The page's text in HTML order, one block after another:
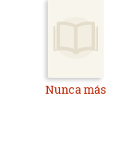
Nunca más